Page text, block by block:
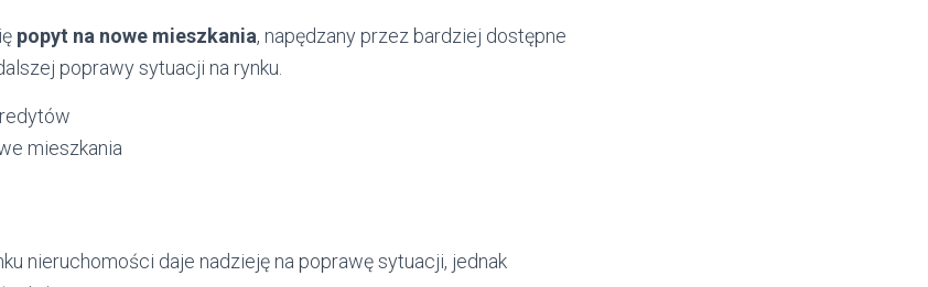
popyt na nowe mieszkania, napędzany przez bardziej dostępne
poprawy sytuacji na rynku.
mieszkania
nieruchomości daje nadzieję na poprawę sytuacji, jednak